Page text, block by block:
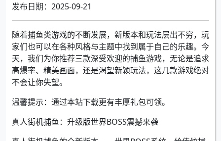
发布日期：2025-09-21
随着捕鱼类游戏的不断发展，新版本和玩法层出不穷，玩
家们也可以在各种风格与主题中找到属于自己的乐趣。今
天，我们为你推荐三款深受欢迎的捕鱼游戏，无论是追求
高爆率、精美画面，还是渴望新颖玩法，这几款游戏绝对
不会让你失望。
温馨提示：通过本站下载更有丰厚礼包可领。
真人街机捕鱼：升级版世界BOSS震撼来袭